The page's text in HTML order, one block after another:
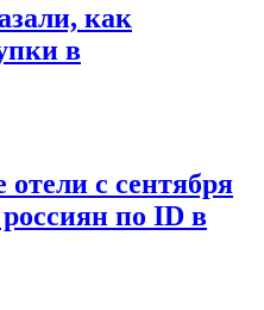
как
в
с сентября
россиян по ID в